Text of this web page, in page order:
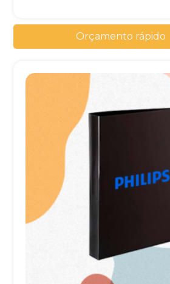
Orçamento rápido